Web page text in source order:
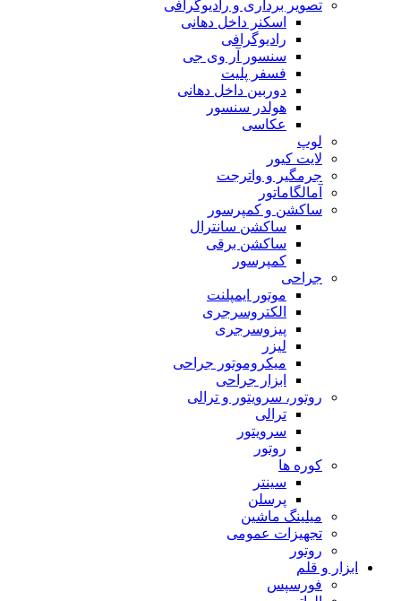
تصویر برداری و رادیوگرافی
اسکنر داخل دهانی
رادیوگرافی
سنسور آر وی جی
فسفر پلیت
دوربین داخل دهانی
هولدر سنسور
عکاسی
لوپ
لایت کیور
جرمگیر و واترجت
آمالگاماتور
ساکشن و کمپرسور
ساکشن سانترال
ساکشن برقی
کمپرسور
جراحی
موتور ایمپلنت
الکتروسرجری
پیزوسرجری
لیزر
میکروموتور جراحی
ابزار جراحی
روتور، سرویتور و ترالی
ترالی
سرویتور
روتور
کوره ها
سینتر
پرسلن
میلینگ ماشین
تجهیزات عمومی
روتور
ابزار و قلم
فورسپس